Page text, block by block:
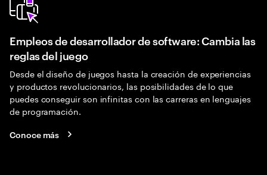
Empleos de desarrollador de software: Cambia las
reglas del juego
Desde el diseño de juegos hasta la creación de experiencias
y productos revolucionarios, las posibilidades de lo que
puedes conseguir son infinitas con las carreras en lenguajes
de programación.
Conoce más